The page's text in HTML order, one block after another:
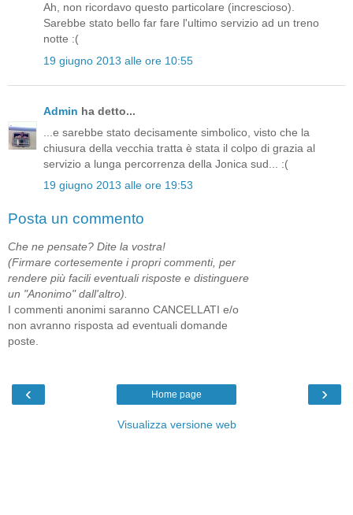
Ah, non ricordavo questo particolare (increscioso).
Sarebbe stato bello far fare l'ultimo servizio ad un treno
notte :(
19 giugno 2013 alle ore 10:55
Admin ha detto...
...e sarebbe stato decisamente simbolico, visto che la
chiusura della vecchia tratta è stata il colpo di grazia al
servizio a lunga percorrenza della Jonica sud... :(
19 giugno 2013 alle ore 19:53
Posta un commento
Che ne pensate? Dite la vostra!
(Firmare cortesemente i propri commenti, per
rendere più facili eventuali risposte e distinguere
un "Anonimo" dall'altro).
I commenti anonimi saranno CANCELLATI e/o
non avranno risposta ad eventuali domande
poste.
‹ ›
Home page
Visualizza versione web